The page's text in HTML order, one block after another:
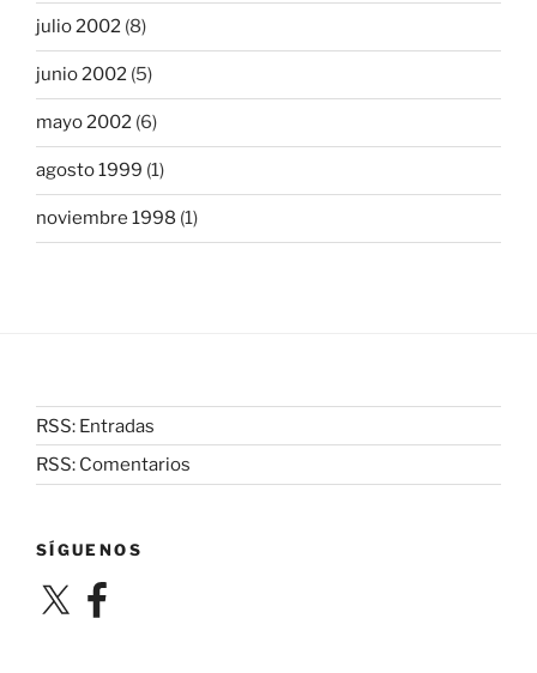
julio 2002 (8)
junio 2002 (5)
mayo 2002 (6)
agosto 1999 (1)
noviembre 1998 (1)
RSS: Entradas
RSS: Comentarios
SÍGUENOS
X Facebook